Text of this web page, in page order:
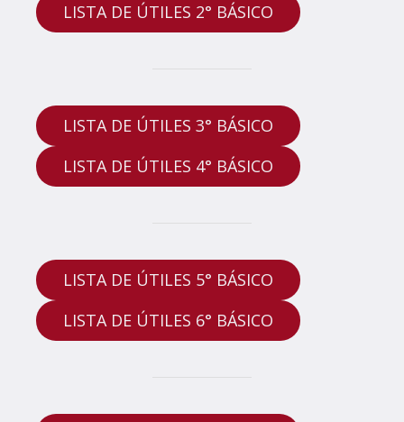
LISTA DE ÚTILES 2° BÁSICO
LISTA DE ÚTILES 3° BÁSICO
LISTA DE ÚTILES 4° BÁSICO
LISTA DE ÚTILES 5° BÁSICO
LISTA DE ÚTILES 6° BÁSICO